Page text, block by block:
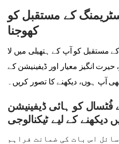
کے مستقبل کو
کھوجنا
مستقبل کو آپ کے ہتھیلی میں لا
حیرت انگیز معیار اور ڈیفینیشن کے
کو ہائی ڈیفینیشن
دیکھنے کے لیے ٹیکنالوجی
اس بات کی ضمانت فراہم